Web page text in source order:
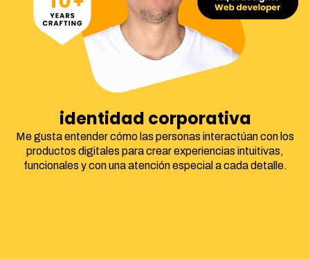
UX/UI
Me gusta entender cómo las personas interactúan con los
productos digitales para crear experiencias intuitivas,
funcionales y con una atención especial a cada detalle.